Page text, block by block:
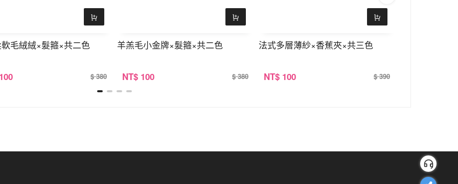
毛絨絨×髮箍×共二色
$ 380
羊羔毛小金牌×髮箍×共二色
NT$ 100 $ 380
法式多層薄紗×香蕉夾×共三色
NT$ 100 $ 390